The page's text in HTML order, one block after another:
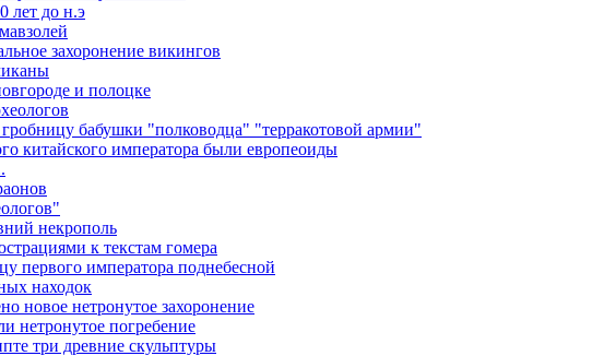
лет до н.э
захоронение викингов
и полоцке
бабушки "полководца" "терракотовой армии"
китайского императора были европеоиды
некрополь
к текстам гомера
первого императора поднебесной
находок
новое нетронутое захоронение
нетронутое погребение
три древние скульптуры